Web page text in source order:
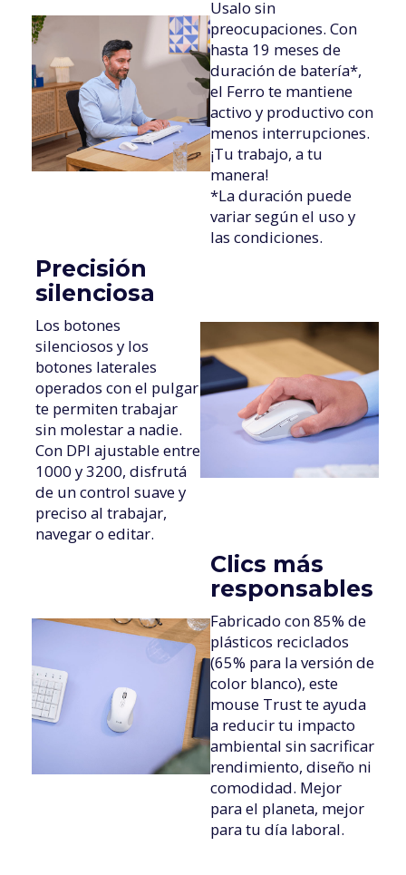
Usalo sin
preocupaciones. Con
hasta 19 meses de
duración de batería*,
el Ferro te mantiene
activo y productivo con
menos interrupciones.
¡Tu trabajo, a tu
manera!
*La duración puede
variar según el uso y
las condiciones.
Precisión
silenciosa
Los botones
silenciosos y los
botones laterales
operados con el pulgar
te permiten trabajar
sin molestar a nadie.
Con DPI ajustable entre
1000 y 3200, disfrutá
de un control suave y
preciso al trabajar,
navegar o editar.
Clics más
responsables
Fabricado con 85% de
plásticos reciclados
(65% para la versión de
color blanco), este
mouse Trust te ayuda
a reducir tu impacto
ambiental sin sacrificar
rendimiento, diseño ni
comodidad. Mejor
para el planeta, mejor
para tu día laboral.